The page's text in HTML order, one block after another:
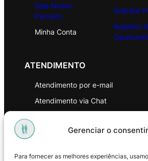
Gerenciar o
Para fornecer as melhores experiências,
Seja Nosso
Parceiro
Minha Conta
Solicitar
Registro
ATENDIMENTO
Atendimento por e-mail
Atendimento via Chat